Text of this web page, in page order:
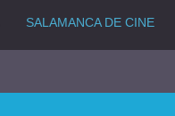
SALAMANCA DE CINE